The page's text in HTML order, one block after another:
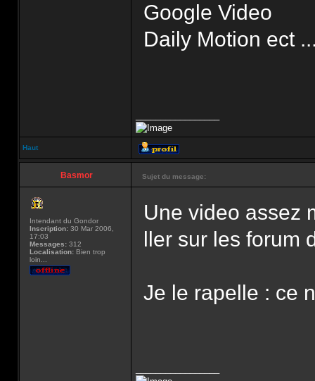
Google Video
Daily Motion ect
Haut
Basmor Sujet du message:
Intendant du Gondor
Inscription: 30 Mar 2006,
17:03
Messages: 312
Localisation: Bien trop
loin...
Une video assez
ller sur les forum
Je le rapelle : ce